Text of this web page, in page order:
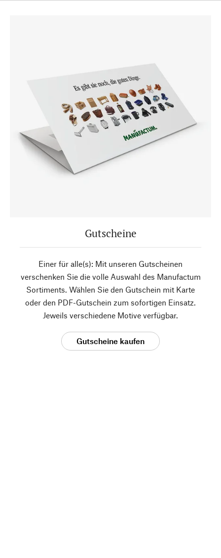
Gutscheine
Einer für alle(s): Mit unseren Gutscheinen
verschenken Sie die volle Auswahl des Manufactum
Sortiments. Wählen Sie den Gutschein mit Karte
oder den PDF-Gutschein zum sofortigen Einsatz.
Jeweils verschiedene Motive verfügbar.
Gutscheine kaufen